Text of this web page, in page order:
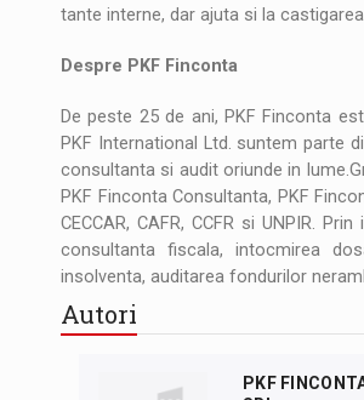
tante interne, dar ajuta si la
Despre PKF Finconta
De peste 25 de ani, PKF Finconta
PKF International Ltd. suntem parte
consultanta si audit oriunde in
PKF Finconta Consultanta, PKF
CECCAR, CAFR, CCFR si UNPIR.
consultanta fiscala, intocmirea
insolventa, auditarea fondurilor
Autori
PKF